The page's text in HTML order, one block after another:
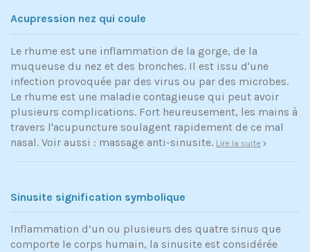
Acupression nez qui coule
Le rhume est une inflammation de la gorge, de la
muqueuse du nez et des bronches. Il est issu d'une
infection provoquée par des virus ou par des microbes.
Le rhume est une maladie contagieuse qui peut avoir
plusieurs complications. Fort heureusement, les mains à
travers l'acupuncture soulagent rapidement de ce mal
nasal. Voir aussi : massage anti-sinusite. Lire la suite
Sinusite signification symbolique
Inflammation d’un ou plusieurs des quatre sinus que
comporte le corps humain, la sinusite est considérée